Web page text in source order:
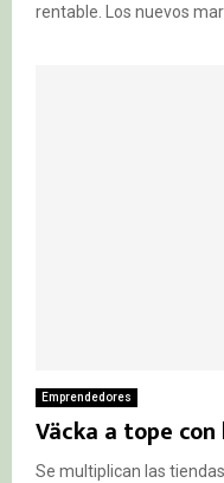
rentable. Los nuevos
Emprendedores
Väcka a tope
Se multiplican las